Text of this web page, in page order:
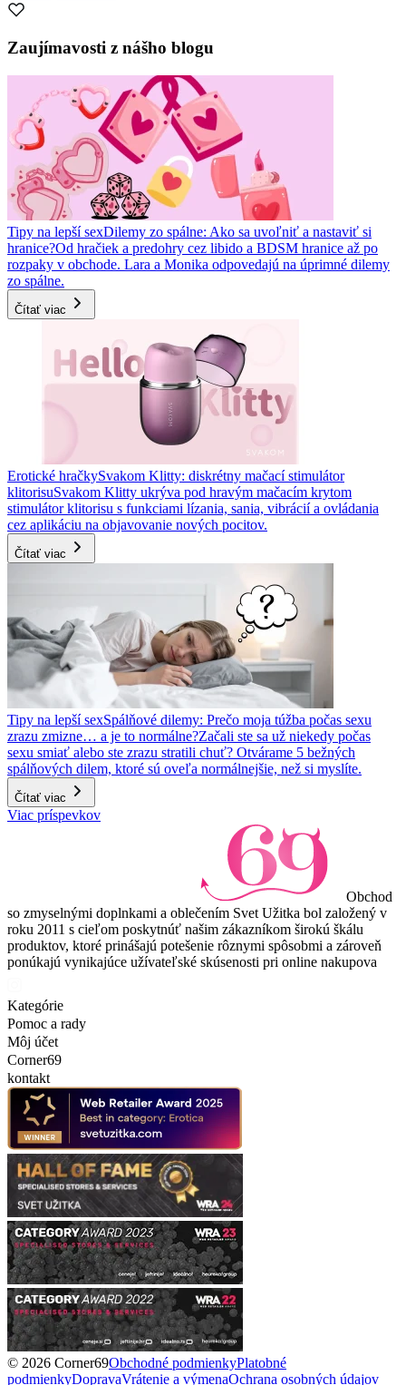
Zaujímavosti z nášho blogu
Tipy na lepší sexDilemy zo spálne: Ako sa uvoľniť a nastaviť si
hranice?Od hračiek a predohry cez libido a BDSM hranice až po
rozpaky v obchode. Lara a Monika odpovedajú na úprimné dilemy
zo spálne.
Čítať viac
Erotické hračkySvakom Klitty: diskrétny mačací stimulátor
klitorisuSvakom Klitty ukrýva pod hravým mačacím krytom
stimulátor klitorisu s funkciami lízania, sania, vibrácií a ovládania
cez aplikáciu na objavovanie nových pocitov.
Čítať viac
Tipy na lepší sexSpálňové dilemy: Prečo moja túžba počas sexu
zrazu zmizne… a je to normálne?Začali ste sa už niekedy počas
sexu smiať alebo ste zrazu stratili chuť? Otvárame 5 bežných
spálňových dilem, ktoré sú oveľa normálnejšie, než si myslíte.
Čítať viac
Viac príspevkov
Obchod
so zmyselnými doplnkami a oblečením Svet Užitka bol založený v
roku 2011 s cieľom poskytnúť našim zákazníkom širokú škálu
produktov, ktoré prinášajú potešenie rôznymi spôsobmi a zároveň
ponúkajú vynikajúce užívateľské skúsenosti pri online nakupova
Kategórie
Pomoc a rady
Môj účet
Corner69
kontakt
© 2026 Corner69Obchodné podmienkyPlatobné
podmienkyDopravaVrátenie a výmenaOchrana osobných údajov